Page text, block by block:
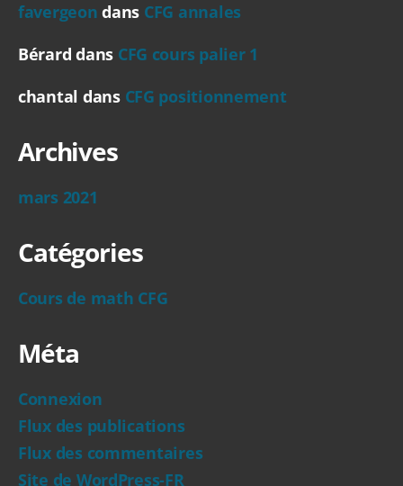
favergeon dans CFG annales
Bérard dans CFG cours palier 1
chantal dans CFG positionnement
Archives
mars 2021
Catégories
Cours de math CFG
Méta
Connexion
Flux des publications
Flux des commentaires
Site de WordPress-FR